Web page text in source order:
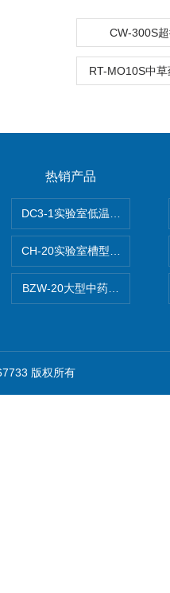
CW-300S
RT-MO10S中
热销产品
DC3-1实验室低温冷冻粉碎机
CH-20实验室槽型混合机
BZW-20大型中药全自动制丸
版权所有